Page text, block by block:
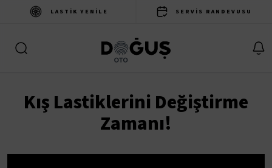
LASTIK YENILE SERVIS RANDEVUSU
Kış Lastiklerini Değiştirme
Zamanı!